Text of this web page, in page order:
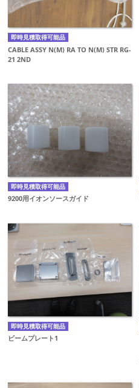
即時見積取得可能品
CABLE ASSY N(M) RA TO N(M) STR RG-
21 2ND
即時見積取得可能品
9200用イオンソースガイド
即時見積取得可能品
ビームプレート1